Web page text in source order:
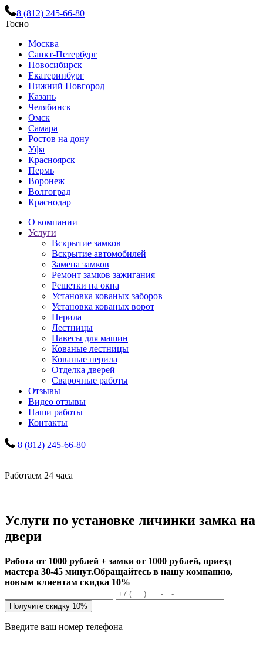
8 (812) 245-66-80
Тосно
Москва
Санкт-Петербург
Новосибирск
Екатеринбург
Нижний Новгород
Казань
Челябинск
Омск
Самара
Ростов на дону
Уфа
Красноярск
Пермь
Воронеж
Волгоград
Краснодар
О компании
Услуги
Вскрытие замков
Вскрытие автомобилей
Замена замков
Ремонт замков зажигания
Решетки на окна
Установка кованых заборов
Установка кованых ворот
Перила
Лестницы
Навесы для машин
Кованые лестницы
Кованые перила
Отделка дверей
Сварочные работы
Отзывы
Видео отзывы
Наши работы
Контакты
8 (812) 245-66-80
Работаем 24 часа
Услуги по установке личинки замка на
двери
Работа от 1000 рублей + замки от 1000 рублей, приезд
мастера 30-45 минут.Обращайтесь в нашу компанию,
новым клиентам скидка 10%
Получите скидку 10%
Введите ваш номер телефона